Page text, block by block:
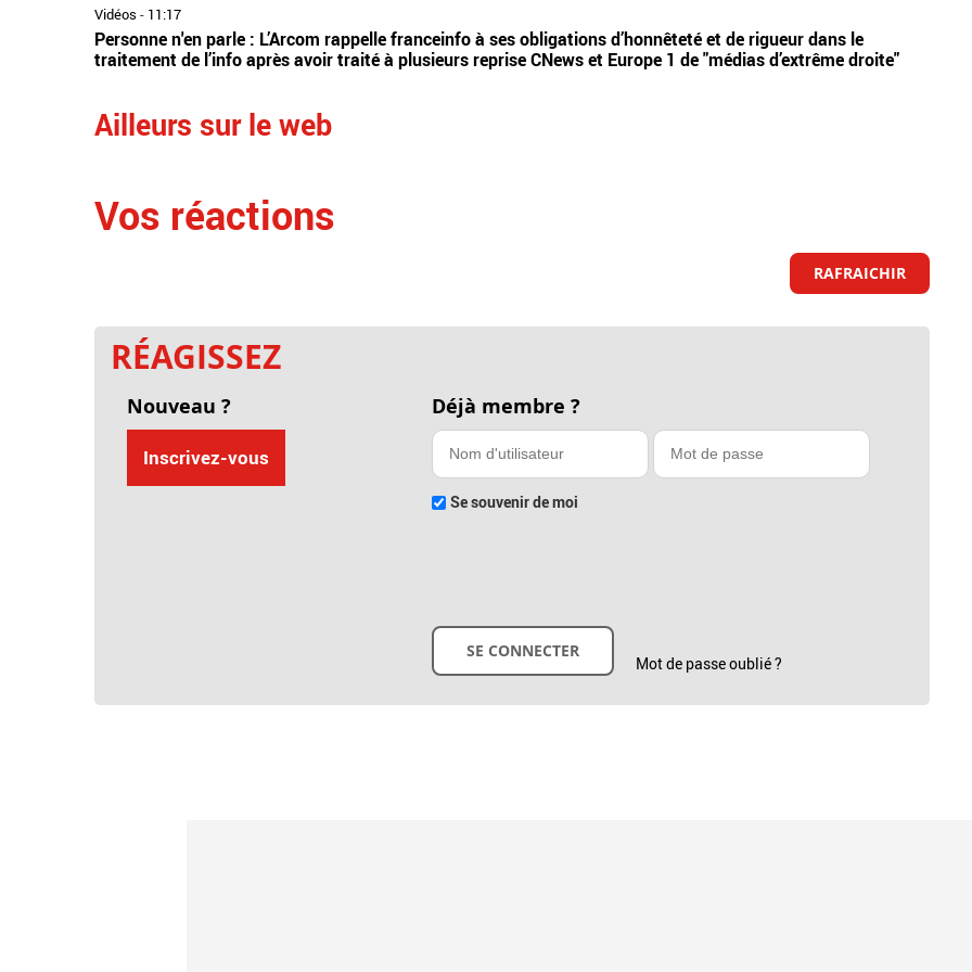
Vidéos - 11:17
Personne n'en parle : L’Arcom rappelle franceinfo à ses obligations d’honnêteté et de rigueur dans le
traitement de l’info après avoir traité à plusieurs reprise CNews et Europe 1 de "médias d’extrême droite"
Ailleurs sur le web
Vos réactions
RAFRAICHIR
RÉAGISSEZ
Nouveau ?
Inscrivez-vous
Déjà membre ?
Se souvenir de moi
Mot de passe oublié ?